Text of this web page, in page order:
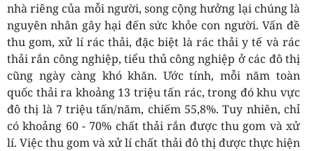
nhà riêng của mỗi người, song cộng hưởng lại chúng là
nguyên nhân gây hại đến sức khỏe con người. Vấn đề
thu gom, xử lí rác thải, đặc biệt là rác thải y tế và rác
thải rắn công nghiệp, tiểu thủ công nghiệp ở các đô thị
cũng ngày càng khó khăn. Ước tính, mỗi năm toàn
quốc thải ra khoảng 13 triệu tấn rác, trong đó khu vực
đô thị là 7 triệu tấn/năm, chiếm 55,8%. Tuy nhiên, chỉ
có khoảng 60 - 70% chất thải rắn được thu gom và xử
lí. Việc thu gom và xử lí chất thải đô thị được thực hiện